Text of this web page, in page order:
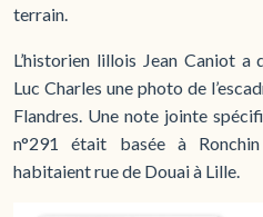
terrain.
L’historien lillois Jean Caniot
Luc Charles une photo de
Flandres. Une note jointe
n°291 était basée à
habitaient rue de Douai à Lille.